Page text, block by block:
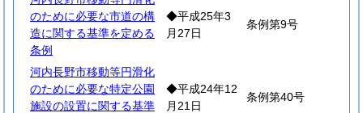
のために必要な市道の構
造に関する基準を定める
条例
◆平成25年3
月27日
条例第9号
河内長野市移動等円滑化
のために必要な特定公園
施設の設置に関する基準
◆平成24年12
月21日
条例第40号